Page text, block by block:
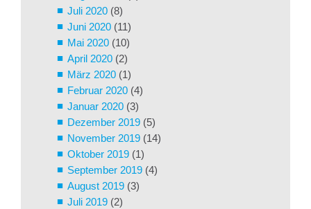
Juli 2020 (8)
Juni 2020 (11)
Mai 2020 (10)
April 2020 (2)
März 2020 (1)
Februar 2020 (4)
Januar 2020 (3)
Dezember 2019 (5)
November 2019 (14)
Oktober 2019 (1)
September 2019 (4)
August 2019 (3)
Juli 2019 (2)